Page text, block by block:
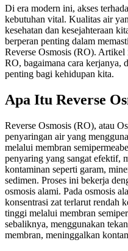
Di era modern ini, akses
kebutuhan vital. Kualitas air
kesehatan dan kesejahteraan
berperan penting dalam
Reverse Osmosis (RO). Artikel
RO, bagaimana cara kerjanya,
penting bagi kehidupan kita.
Apa Itu Reverse
Reverse Osmosis (RO), atau
penyaringan air yang
melalui membran
penyaring yang sangat efektif,
kontaminan seperti garam,
sedimen. Proses ini bekerja
osmosis alami. Pada osmosis
konsentrasi zat terlarut rendah
tinggi melalui membran
sebaliknya, menggunakan
membran, meninggalkan